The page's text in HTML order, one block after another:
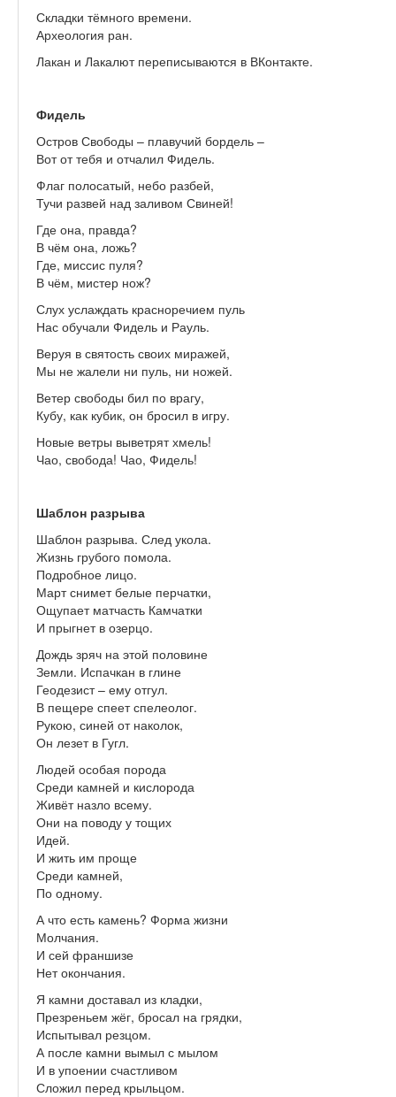
Складки тёмного времени.
Археология ран.
Лакан и Лакалют переписываются в ВКонтакте.
Фидель
Остров Свободы – плавучий бордель –
Вот от тебя и отчалил Фидель.
Флаг полосатый, небо разбей,
Тучи развей над заливом Свиней!
Где она, правда?
В чём она, ложь?
Где, миссис пуля?
В чём, мистер нож?
Слух услаждать красноречием пуль
Нас обучали Фидель и Рауль.
Веруя в святость своих миражей,
Мы не жалели ни пуль, ни ножей.
Ветер свободы бил по врагу,
Кубу, как кубик, он бросил в игру.
Новые ветры выветрят хмель!
Чао, свобода! Чао, Фидель!
Шаблон разрыва
Шаблон разрыва. След укола.
Жизнь грубого помола.
Подробное лицо.
Март снимет белые перчатки,
Ощупает матчасть Камчатки
И прыгнет в озерцо.
Дождь зряч на этой половине
Земли. Испачкан в глине
Геодезист – ему отгул.
В пещере спеет спелеолог.
Рукою, синей от наколок,
Он лезет в Гугл.
Людей особая порода
Среди камней и кислорода
Живёт назло всему.
Они на поводу у тощих
Идей.
И жить им проще
Среди камней,
По одному.
А что есть камень? Форма жизни
Молчания.
И сей франшизе
Нет окончания.
Я камни доставал из кладки,
Презреньем жёг, бросал на грядки,
Испытывал резцом.
А после камни вымыл с мылом
И в упоении счастливом
Сложил перед крыльцом.